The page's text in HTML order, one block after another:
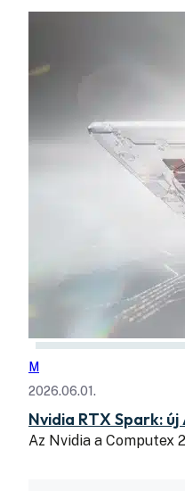
M
2026.06.01.
Nvidia RTX Spark:
Az Nvidia a Computex